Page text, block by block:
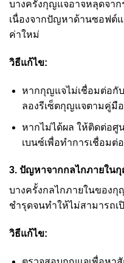
บางครั้งกุญแจอาจหลุดจา
เนื่องจากปัญหาด้านซอฟต์
ค่าใหม่
วิธีแก้ไข:
หากกุญแจไม่เชื่อมต่อกั
ลองรีเซ็ตกุญแจตามคู่มื
หากไม่ได้ผล ให้ติดต่อศู
เบนซ์เพื่อทำการเชื่อมต่
3. ปัญหาจากกลไกภายใน
บางครั้งกลไกภายในของกุ
ชำรุดจนทำให้ไม่สามารถเ
วิธีแก้ไข: